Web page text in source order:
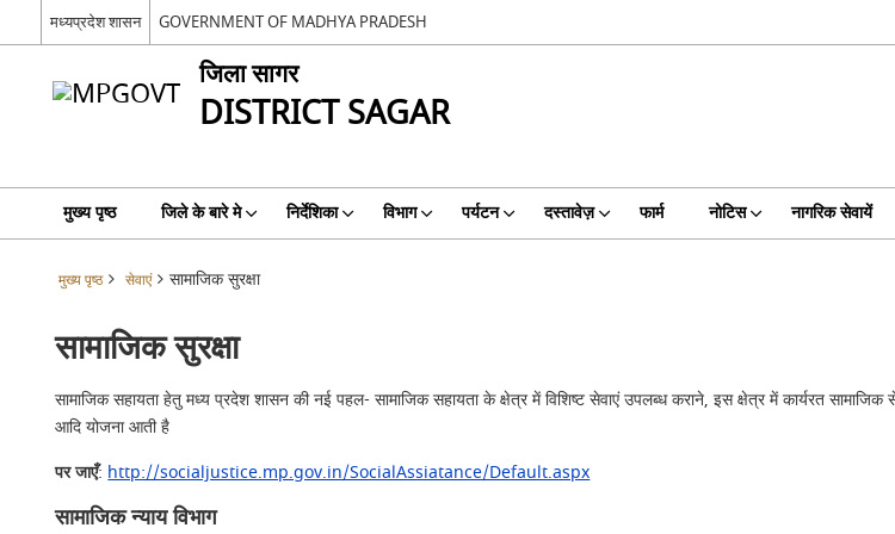
मध्यप्रदेश शासन GOVERNMENT OF MADHYA PRADESH
जिला सागर
DISTRICT SAGAR
मुख्य पृष्ठ जिले के बारे मे निर्देशिका विभाग पर्यटन दस्तावेज़ फार्म नोटिस नागरिक सेवायें
मुख्य पृष्ठ सेवाएं सामाजिक सुरक्षा
सामाजिक सुरक्षा
सामाजिक सहायता हेतु मध्य प्रदेश शासन की नई पहल- सामाजिक सहायता के क्षेत्र में विशिष्ट सेवाएं उपलब्ध कराने, इस क्षेत्र में कार्यरत
आदि योजना आती है
पर जाएँ: http://socialjustice.mp.gov.in/SocialAssiatance/Default.aspx
सामाजिक न्याय विभाग